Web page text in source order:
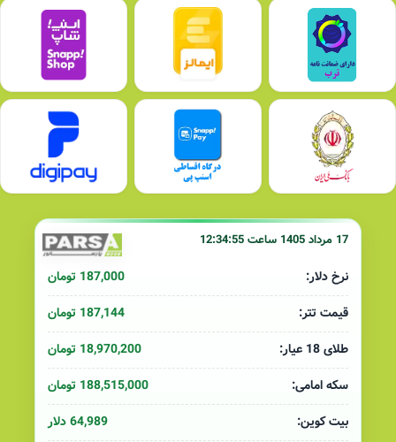
17 مرداد 1405 ساعت 12:34:55
نرخ دلار:
187,000 تومان
قیمت تتر:
187,144 تومان
طلای 18 عیار:
18,970,200 تومان
سکه امامی:
188,515,000 تومان
بیت کوین:
64,989 دلار